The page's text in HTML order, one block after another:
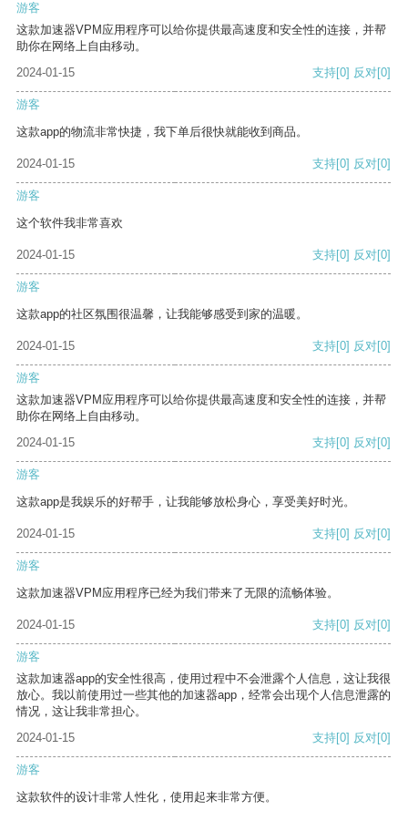
游客
这款加速器VPM应用程序可以给你提供最高速度和安全性的连接，并帮
助你在网络上自由移动。
2024-01-15
支持[0] 反对[0]
游客
这款app的物流非常快捷，我下单后很快就能收到商品。
2024-01-15 支持[0] 反对[0]
游客
这个软件我非常喜欢
2024-01-15 支持[0] 反对[0]
游客
这款app的社区氛围很温馨，让我能够感受到家的温暖。
2024-01-15 支持[0] 反对[0]
游客
这款加速器VPM应用程序可以给你提供最高速度和安全性的连接，并帮
助你在网络上自由移动。
2024-01-15
支持[0] 反对[0]
游客
这款app是我娱乐的好帮手，让我能够放松身心，享受美好时光。
2024-01-15 支持[0] 反对[0]
游客
这款加速器VPM应用程序已经为我们带来了无限的流畅体验。
2024-01-15 支持[0] 反对[0]
游客
这款加速器app的安全性很高，使用过程中不会泄露个人信息，这让我很
放心。我以前使用过一些其他的加速器app，经常会出现个人信息泄露的
情况，这让我非常担心。
2024-01-15
支持[0] 反对[0]
游客
这款软件的设计非常人性化，使用起来非常方便。